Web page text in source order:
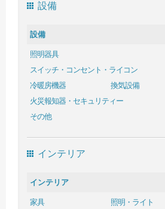
設備
設備
照明器具
スイッチ・コンセント・ライコン
冷暖房機器
換気設備
火災報知器・セキュリティー
その他
インテリア
インテリア
家具
照明・ライト